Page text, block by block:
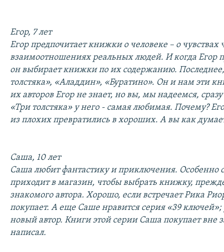
Егор, 7 лет
Егор предпочитает книжки о человеке – о чувствах
взаимоотношениях реальных людей. И когда Егор
он выбирает книжки по их содержанию. Последнее,
толстяка», «Аладдин», «Буратино». Он и нам эти
их авторов Егор не знает, но вы, мы надеемся,
«Три толстяка» у него - самая любимая. Почему?
из плохих превратились в хороших. А вы как
Саша, 10 лет
Саша любит фантастику и приключения. Особенно
приходит в магазин, чтобы выбрать книжку,
знакомого автора. Хорошо, если встречает Рика
покупает. А еще Саше нравится серия «39 ключей»;
новый автор. Книги этой серии Саша покупает вне
написал.